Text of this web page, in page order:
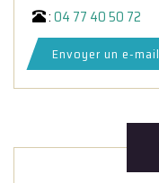
:04 77 40 50 72
Envoyer un e-mail